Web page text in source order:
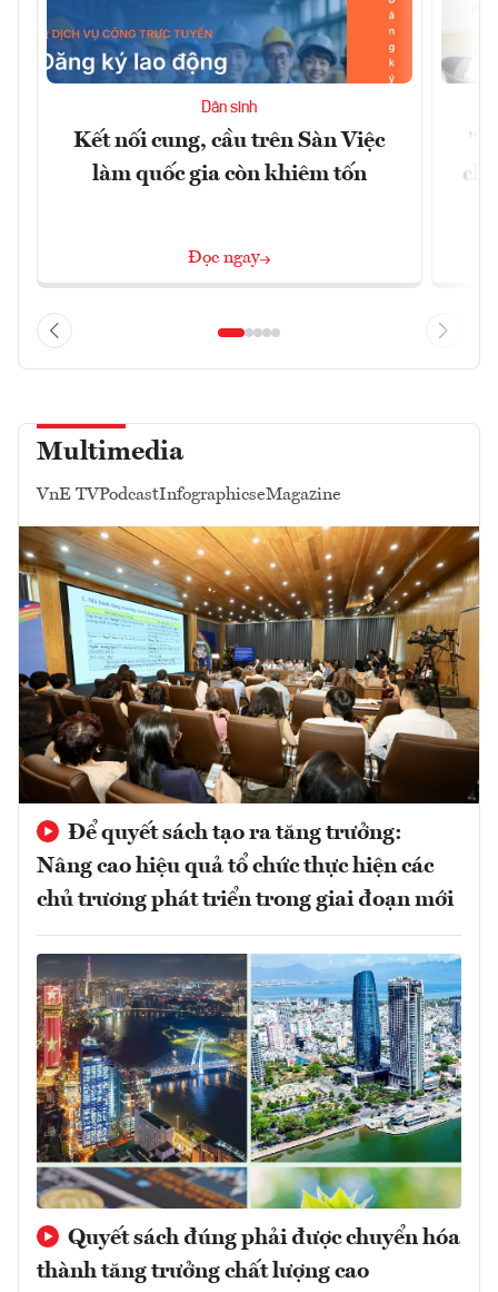
Dân sinh
Kết nối cung, cầu trên Sàn Việc
làm quốc gia còn khiêm tốn
Đọc ngay
Multimedia
VnE TVPodcastInfographicseMagazine
Để quyết sách tạo ra tăng trưởng:
Nâng cao hiệu quả tổ chức thực hiện các
chủ trương phát triển trong giai đoạn mới
Quyết sách đúng phải được chuyển hóa
thành tăng trưởng chất lượng cao